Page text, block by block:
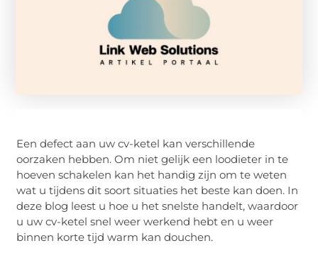
Een defect aan uw cv-ketel kan verschillende
oorzaken hebben. Om niet gelijk een loodieter in te
hoeven schakelen kan het handig zijn om te weten
wat u tijdens dit soort situaties het beste kan doen. In
deze blog leest u hoe u het snelste handelt, waardoor
u uw cv-ketel snel weer werkend hebt en u weer
binnen korte tijd warm kan douchen.